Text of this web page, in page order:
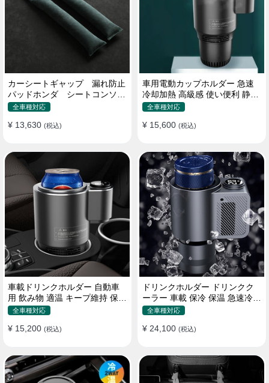
カーシートギャップ 漏れ防止
パッドホンダ シートコンソー
ル 隙間 クッション
全車種対応
¥ 13,630 (税込)
車用電動カップホルダー 急速
冷却加熱 高級感 使い便利 静音
収納 飲み物
全車種対応
¥ 15,600 (税込)
車載ドリンクホルダー 自動車
用 飲み物 適温 キープ維持 保温
冷機能付き
全車種対応
¥ 15,200 (税込)
ドリンクホルダー ドリンクク
ーラー 車載 保冷 保温 急速冷却
缶対応
全車種対応
¥ 24,100 (税込)